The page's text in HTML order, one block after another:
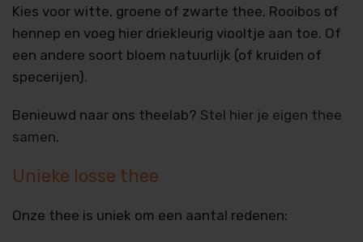
Kies voor witte, groene of zwarte thee, Rooibos of
hennep en voeg hier driekleurig viooltje aan toe. Of
een andere soort bloem natuurlijk (of kruiden of
specerijen).
Benieuwd naar ons theelab? Stel hier je eigen thee
samen.
Unieke losse thee
Onze thee is uniek om een aantal redenen: